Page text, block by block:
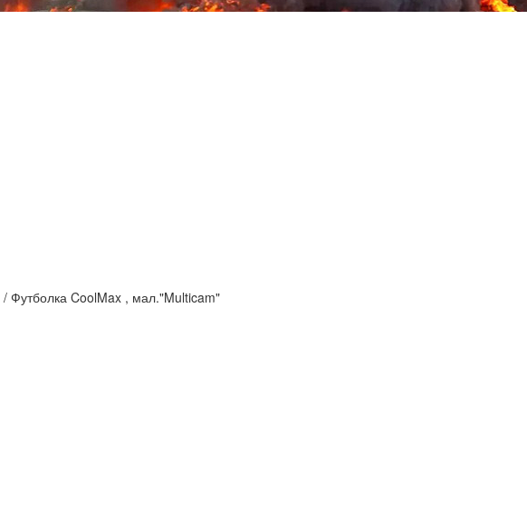
/ Футболка CoolMax , мал."Multicam"